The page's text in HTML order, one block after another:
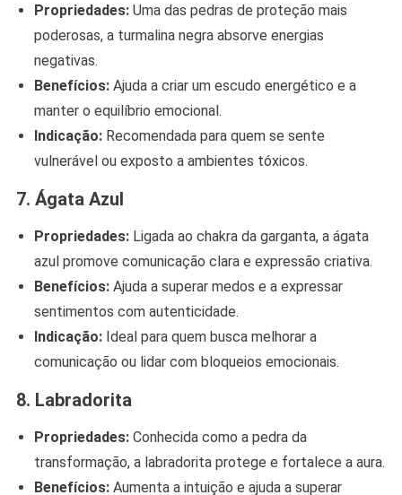
Propriedades:Uma das pedras de proteção mais
poderosas, a turmalina negra absorve energias
negativas.
Benefícios:Ajuda a criar um escudo energético e a
manter o equilíbrio emocional.
Indicação:Recomendada para quem se sente
vulnerável ou exposto a ambientes tóxicos.
7. Ágata Azul
Propriedades:Ligada ao chakra da garganta, a ágata
azul promove comunicação clara e expressão criativa.
Benefícios:Ajuda a superar medos e a expressar
sentimentos com autenticidade.
Indicação:Ideal para quem busca melhorar a
comunicação ou lidar com bloqueios emocionais.
8. Labradorita
Propriedades:Conhecida como a pedra da
transformação, a labradorita protege e fortalece a aura.
Benefícios:Aumenta a intuição e ajuda a superar